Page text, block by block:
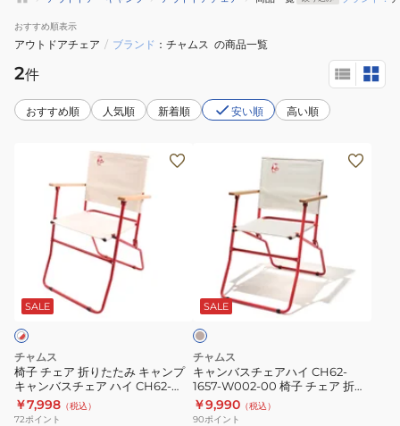
おすすめ順表示
アウトドアチェア / ブランド チャムス の商品一覧
2件
おすすめ順 人気順 新着順 安い順 高い順
た
た
み
キ
ャ
ン
SALE
チャムス
椅子 チェア 折りたたみ キャンプ
キャンバスチェア ハイ CH62-
1795-W002
￥7,998 （税込）
72ポイント
ア
ハ
イ
CH62-
1657-
W002-
SALE
キ
ナ
リ
チャムス
キャンバスチェアハイ CH62-
1657-W002-00 椅子 チェア 折り
たたみ
￥9,990 （税込）
90ポイント